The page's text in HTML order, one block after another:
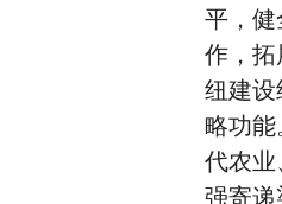
平，健
作，拓
纽建设
略功能
代农业
强寄递